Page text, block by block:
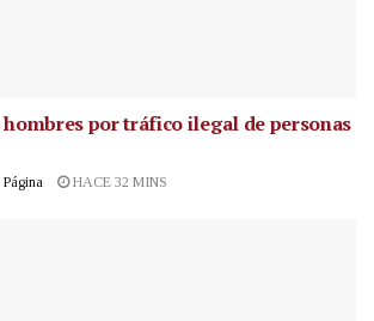
hombres por tráfico ilegal de personas
HACE 32 MINS